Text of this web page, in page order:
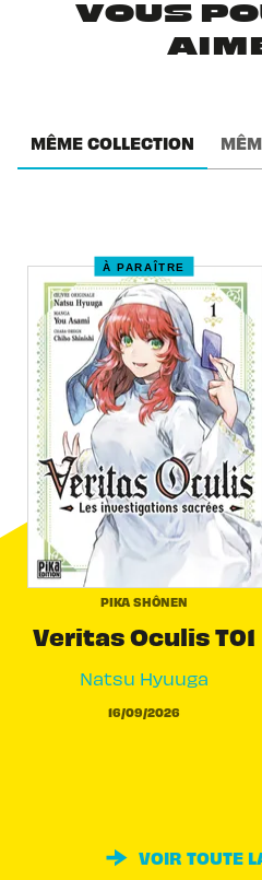
VOUS
MÊME COLLECTION
À PARAÎTRE
PIKA SHÔNEN
Veritas Oculis T01
Natsu Hyuuga
16/09/2026
VOIR TOUTE